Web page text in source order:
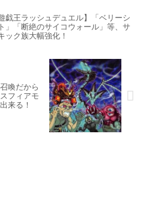
遊戯王ラッシュデュエル】「ベリーシ
」「断絶のサイコウォール」等、サ
ック族大幅強化！
喚だから
フィアモ
来る！